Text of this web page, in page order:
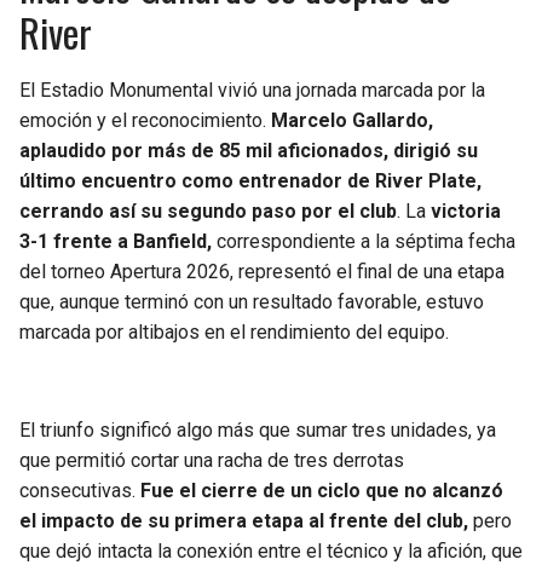
River
El Estadio Monumental vivió una jornada marcada por la
emoción y el reconocimiento. Marcelo Gallardo,
aplaudido por más de 85 mil aficionados, dirigió su
último encuentro como entrenador de River Plate,
cerrando así su segundo paso por el club. La victoria
3-1 frente a Banfield, correspondiente a la séptima fecha
del torneo Apertura 2026, representó el final de una etapa
que, aunque terminó con un resultado favorable, estuvo
marcada por altibajos en el rendimiento del equipo.
El triunfo significó algo más que sumar tres unidades, ya
que permitió cortar una racha de tres derrotas
consecutivas. Fue el cierre de un ciclo que no alcanzó
el impacto de su primera etapa al frente del club, pero
que dejó intacta la conexión entre el técnico y la afición, que